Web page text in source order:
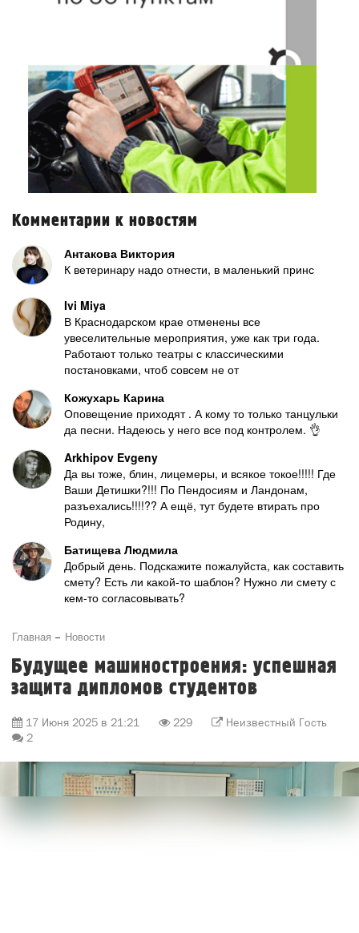
Комментарии к новостям
Антакова Виктория
К ветеринару надо отнести, в маленький принс
Ivi Miya
В Краснодарском крае отменены все
увеселительные мероприятия, уже как три года.
Работают только театры с классическими
постановками, чтоб совсем не от
Кожухарь Карина
Оповещение приходят . А кому то только танцульки
да песни. Надеюсь у него все под контролем. 👌
Arkhipov Evgeny
Да вы тоже, блин, лицемеры, и всякое токое!!!!! Где
Ваши Детишки?!!! По Пендосиям и Ландонам,
разъехались!!!!?? А ещё, тут будете втирать про
Родину,
Батищева Людмила
Добрый день. Подскажите пожалуйста, как составить
смету? Есть ли какой-то шаблон? Нужно ли смету с
кем-то согласовывать?
Главная Новости
Будущее машиностроения: успешная
защита дипломов студентов
17 Июня 2025 в 21:21 229
Неизвестный Гость
2